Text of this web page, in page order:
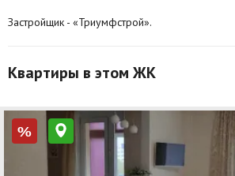
Застройщик - «Триумфстрой».
Квартиры в этом ЖК
%